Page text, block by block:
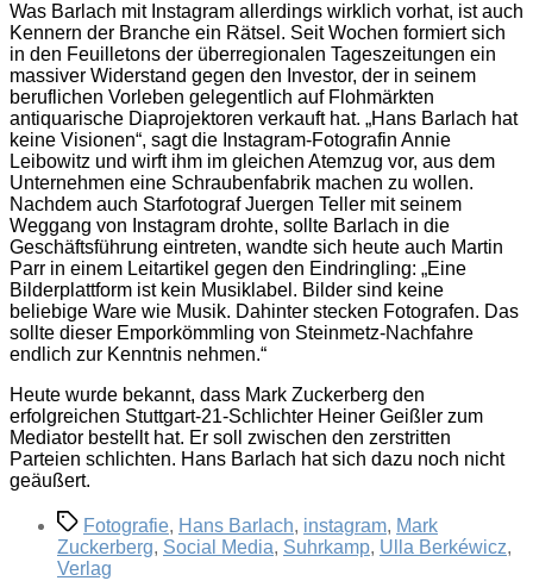
Was Barlach mit Instagram allerdings wirklich vorhat, ist auch
Kennern der Branche ein Rätsel. Seit Wochen formiert sich
in den Feuilletons der überregionalen Tageszeitungen ein
massiver Widerstand gegen den Investor, der in seinem
beruflichen Vorleben gelegentlich auf Flohmärkten
antiquarische Diaprojektoren verkauft hat. „Hans Barlach hat
keine Visionen“, sagt die Instagram-Fotografin Annie
Leibowitz und wirft ihm im gleichen Atemzug vor, aus dem
Unternehmen eine Schraubenfabrik machen zu wollen.
Nachdem auch Starfotograf Juergen Teller mit seinem
Weggang von Instagram drohte, sollte Barlach in die
Geschäftsführung eintreten, wandte sich heute auch Martin
Parr in einem Leitartikel gegen den Eindringling: „Eine
Bilderplattform ist kein Musiklabel. Bilder sind keine
beliebige Ware wie Musik. Dahinter stecken Fotografen. Das
sollte dieser Emporkömmling von Steinmetz-Nachfahre
endlich zur Kenntnis nehmen.“
Heute wurde bekannt, dass Mark Zuckerberg den
erfolgreichen Stuttgart-21-Schlichter Heiner Geißler zum
Mediator bestellt hat. Er soll zwischen den zerstritten
Parteien schlichten. Hans Barlach hat sich dazu noch nicht
geäußert.
Schlagwörter
Fotografie, Hans Barlach, instagram, Mark
Zuckerberg, Social Media, Suhrkamp, Ulla Berkéwicz,
Verlag